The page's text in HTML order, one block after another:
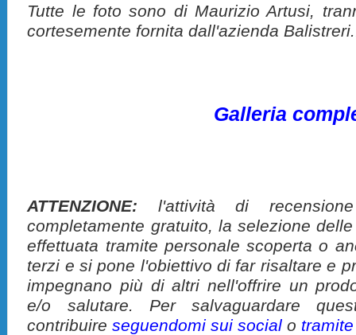
Tutte le foto sono di Maurizio Artusi,
cortesemente fornita dall'azienda
Galleria
ATTENZIONE: l'attività di
completamente gratuito, la selezione
effettuata tramite personale scoperta o
terzi e si pone l'obiettivo di far risaltare e
impegnano più di altri nell'offrire un
e/o salutare. Per salvaguardare
contribuireseguendomi sui social o